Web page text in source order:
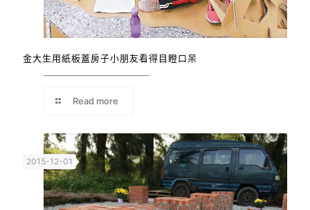
金大生用紙板蓋房子小朋友看得目瞪口呆
Read more
2015-12-01